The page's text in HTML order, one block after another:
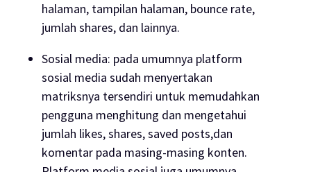
halaman, tampilan halaman, bounce rate,
jumlahshares, dan lainnya.
Sosial media: pada umumnya platform
sosial media sudah menyertakan
matriksnya tersendiri untuk memudahkan
pengguna menghitung dan mengetahui
jumlah likes,shares,saved posts,dan
komentar pada masing-masing konten.